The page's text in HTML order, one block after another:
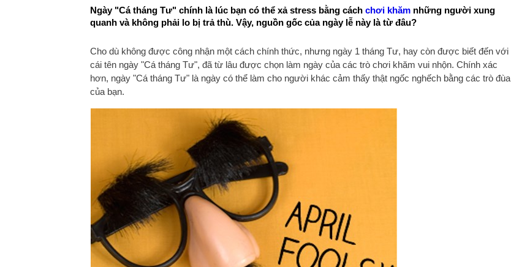
Ngày "Cá tháng Tư" chính là lúc bạn có thể xả stress bằng cách chơi khăm những người xung
quanh và không phải lo bị trả thù. Vậy, nguồn gốc của ngày lễ này là từ đâu?
Cho dù không được công nhận một cách chính thức, nhưng ngày 1 tháng Tư, hay còn được biết đến với
cái tên ngày "Cá tháng Tư", đã từ lâu được chọn làm ngày của các trò chơi khăm vui nhộn. Chính xác
hơn, ngày "Cá tháng Tư" là ngày có thể làm cho người khác cảm thấy thật ngốc nghếch bằng các trò đùa
của bạn.